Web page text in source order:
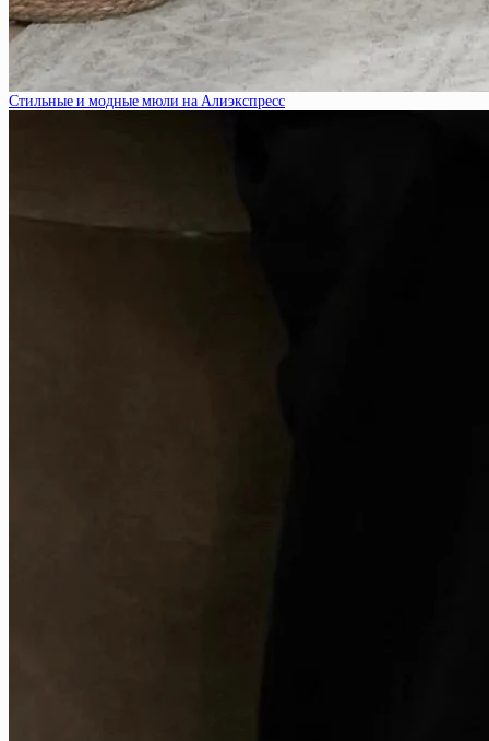
Стильные и модные мюли на Алиэкспресс